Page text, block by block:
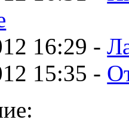
16:29 -
15:35 -